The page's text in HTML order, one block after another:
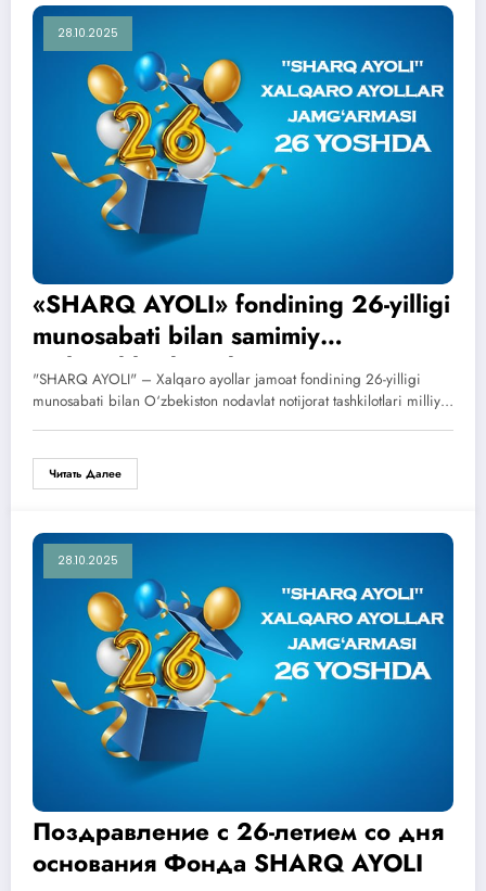
28.10.2025
«SHARQ AYOLI» fondining 26-yilligi
munosabati bilan samimiy
muborakbod etadi!
"SHARQ AYOLI" – Xalqaro ayollar jamoat fondining 26-yilligi
munosabati bilan O‘zbekiston nodavlat notijorat tashkilotlari milliy…
Читать Далее
28.10.2025
Поздравление с 26-летием со дня
основания Фонда SHARQ AYOLI